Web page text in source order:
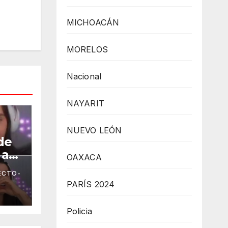
MICHOACÁN
MORELOS
Nacional
NAYARIT
NUEVO LEÓN
OAXACA
PARÍS 2024
Policia